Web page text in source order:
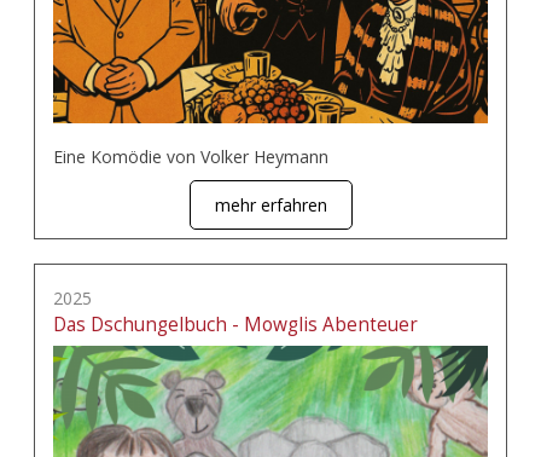
Eine Komödie von Volker Heymann
mehr erfahren
2025
Das Dschungelbuch - Mowglis Abenteuer